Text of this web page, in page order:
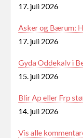
17. juli 2026
Asker og Bærum:
17. juli 2026
Gyda Oddekalv i
15. juli 2026
Blir Ap eller Frp
14. juli 2026
Vis alle